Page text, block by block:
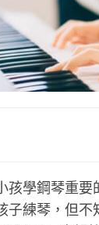
孩學鋼琴重
子練琴，但